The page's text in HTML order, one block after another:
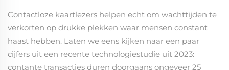
Contactloze kaartlezers helpen echt om wachttijden te
verkorten op drukke plekken waar mensen constant
haast hebben. Laten we eens kijken naar een paar
cijfers uit een recente technologiestudie uit 2023:
contante transacties duren doorgaans ongeveer 25